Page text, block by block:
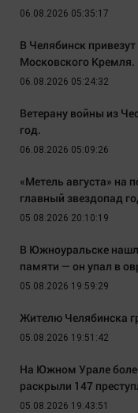
06.08.2026 05:35:17
В Челябинск
Московского Кремля.
06.08.2026 05:24:32
Ветерану войны из
год.
06.08.2026 05:09:26
«Метель августа» на
главный звездопад
05.08.2026 20:10:19
В Южноуральске
памяти — он упал в
05.08.2026 19:59:29
Жителю Челябинска
05.08.2026 19:51:42
На Южном Урале
раскрыли 147
05.08.2026 19:43:51